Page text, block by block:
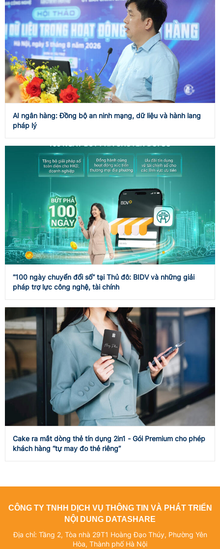
AI ngân hàng: Đồng bộ an ninh mạng, dữ liệu và hành lang
pháp lý
“100 ngày chuyển đổi số” tại Thủ đô: BIDV và những giải
pháp trợ lực công nghệ, tài chính
Cake ra mắt dòng thẻ tín dụng 2in1 - Gói Premium cho phép
khách hàng “tự may đo thẻ riêng”
CÔNG TY TNHH DỊCH VỤ THÔNG TIN VÀ PHÁT TRIỂN
NỘI DUNG DATASHARE
Địa chỉ: Tầng 2, Tòa nhà 29T1 Hoàng Đạo Thúy, Phường Yên
Hòa, Thành phố Hà Nội